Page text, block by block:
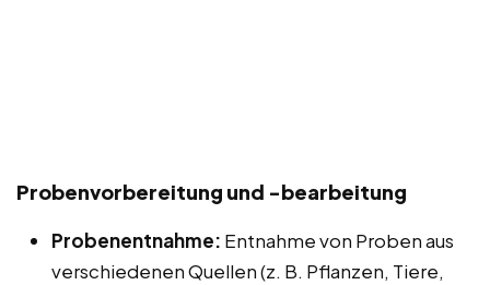
Probenvorbereitung und -bearbeitung
Probenentnahme: Entnahme von Proben aus
verschiedenen Quellen (z. B. Pflanzen, Tiere,